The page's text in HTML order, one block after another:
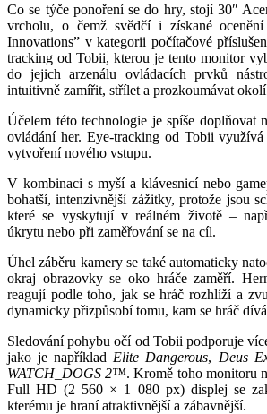
Co se týče ponoření se do hry, stojí 30″
vrcholu, o čemž svědčí i získané
Innovations” v kategorii počítačové
tracking od Tobii, kterou je tento monitor
do jejich arzenálu ovládacích prvků
intuitivně zamířit, střílet a prozkoumávat
Účelem této technologie je spíše doplňovat
ovládání her. Eye-tracking od Tobii
vytvoření nového vstupu.
V kombinaci s myší a klávesnicí nebo
bohatší, intenzivnější zážitky, protože jsou
které se vyskytují v reálném životě –
úkrytu nebo při zaměřování se na cíl.
Úhel záběru kamery se také automaticky
okraj obrazovky se oko hráče zaměří.
reagují podle toho, jak se hráč rozhlíží a
dynamicky přizpůsobí tomu, kam se hráč
Sledování pohybu očí od Tobii podporuje
jako je například Elite Dangerous, Deus
WATCH_DOGS 2™. Kromě toho monitoru
Full HD (2 560 × 1 080 px) displej se
kterému je hraní atraktivnější a zábavnější.